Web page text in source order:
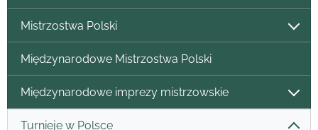
Mistrzostwa Polski
Międzynarodowe Mistrzostwa Polski
Międzynarodowe imprezy mistrzowskie
Turnieje w Polsce